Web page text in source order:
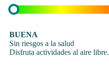
BUENA
Sin riesgos a la salud
Disfruta actividades al aire libre.